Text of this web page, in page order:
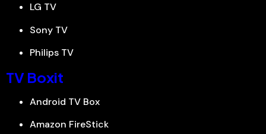
LG TV
Sony TV
Philips TV
TV Boxit
Android TV Box
Amazon FireStick